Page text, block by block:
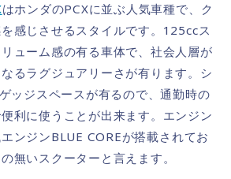
はホンダのPCXに並ぶ人気車種で、ク
感じさせるスタイルです。125ccス
ューム感の有る車体で、社会人層が
るラグジュアリーさが有ります。シ
ッジスペースが有るので、通勤時の
利に使うことが出来ます。エンジン
ンジンBLUE COREが搭載されてお
無いスクーターと言えます。